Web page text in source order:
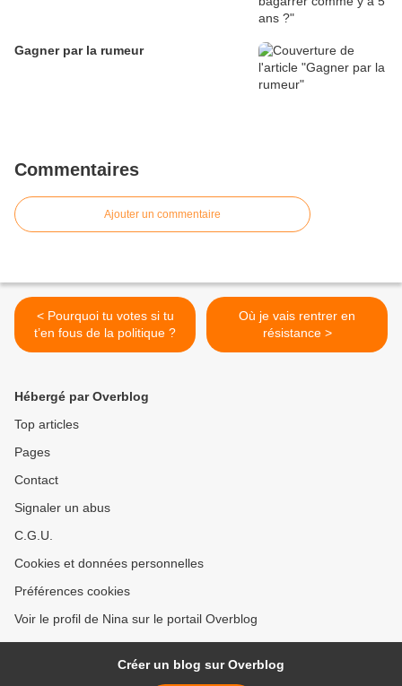
Gagner par la rumeur
Commentaires
Ajouter un commentaire
< Pourquoi tu votes si tu
t’en fous de la politique ?
Où je vais rentrer en
résistance >
Hébergé par Overblog
Top articles
Pages
Contact
Signaler un abus
C.G.U.
Cookies et données personnelles
Préférences cookies
Voir le profil de Nina sur le portail Overblog
Créer un blog sur Overblog